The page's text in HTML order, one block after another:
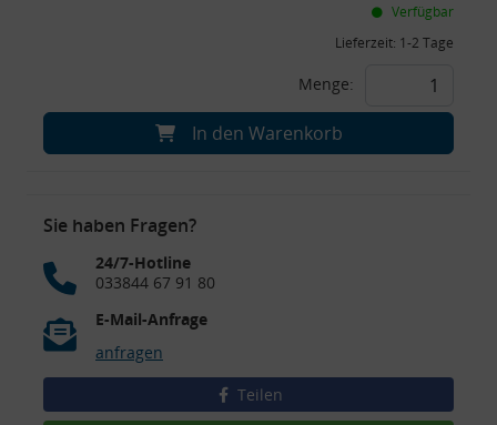
Verfügbar
Lieferzeit: 1-2 Tage
Menge:
In den Warenkorb
Sie haben Fragen?
24/7-Hotline
033844 67 91 80
E-Mail-Anfrage
anfragen
Teilen